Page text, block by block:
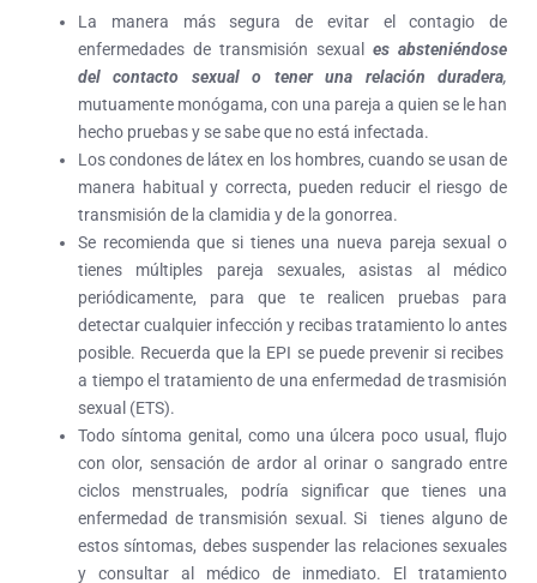
La manera más segura de evitar el contagio de
enfermedades de transmisión sexual es absteniéndose
del contacto sexual o tener una relación duradera,
mutuamente monógama, con una pareja a quien se le han
hecho pruebas y se sabe que no está infectada.
Los condones de látex en los hombres, cuando se usan de
manera habitual y correcta, pueden reducir el riesgo de
transmisión de la clamidia y de la gonorrea.
Se recomienda que si tienes una nueva pareja sexual o
tienes múltiples pareja sexuales, asistas al médico
periódicamente, para que te realicen pruebas para
detectar cualquier infección y recibas tratamiento lo antes
posible. Recuerda que la EPI se puede prevenir si recibes
a tiempo el tratamiento de una enfermedad de trasmisión
sexual (ETS).
Todo síntoma genital, como una úlcera poco usual, flujo
con olor, sensación de ardor al orinar o sangrado entre
ciclos menstruales, podría significar que tienes una
enfermedad de transmisión sexual. Si tienes alguno de
estos síntomas, debes suspender las relaciones sexuales
y consultar al médico de inmediato. El tratamiento